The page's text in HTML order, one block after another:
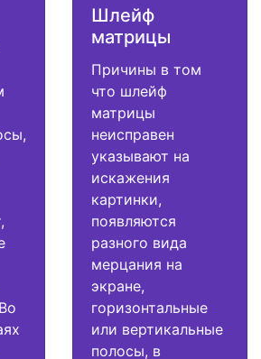
Шлейф
матрицы
Причины в том
что шлейф
матрицы
неисправен
указывают на
искажения
картинки,
появляются
разного вида
мерцания на
экране,
горизонтальные
или вертикальные
полосы, в